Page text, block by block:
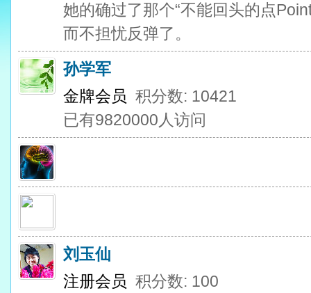
她的确过了那个“不能回头的点
而不担忧反弹了。
孙学军
金牌会员 积分数: 10421
已有9820000人访问
刘玉仙
注册会员 积分数: 100